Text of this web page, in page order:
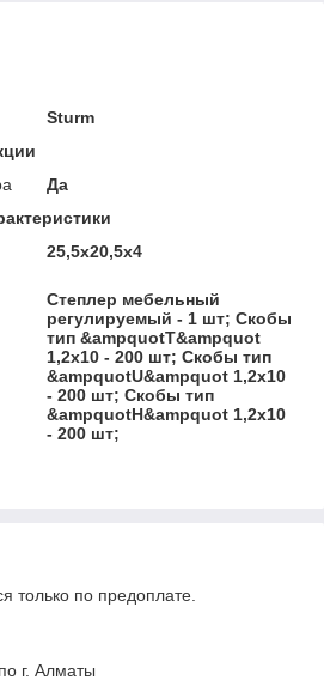
Sturm
Да
25,5x20,5x4
Степлер мебельный
регулируемый - 1 шт; Скобы
тип &ampquotТ&ampquot
1,2х10 - 200 шт; Скобы тип
&ampquotU&ampquot 1,2х10
- 200 шт; Скобы тип
&ampquotH&ampquot 1,2х10
- 200 шт;
только по предоплате.
г. Алматы